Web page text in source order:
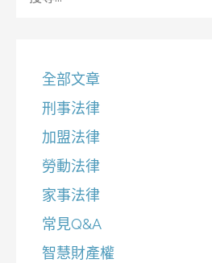
全部文章
刑事法律
加盟法律
勞動法律
家事法律
常見Q&A
智慧財產權